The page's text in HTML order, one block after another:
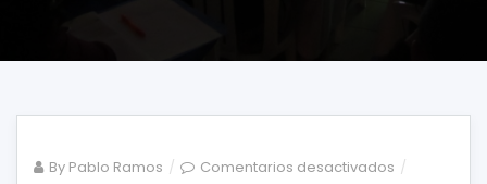
By Pablo Ramos Comentarios desactivados en